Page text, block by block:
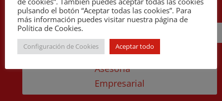
Asesoría
Empresarial
pulsando el botón “Aceptar todas las cookies”. Para
más información puedes visitar nuestra página de
Política de Cookies.
Configuración de Cookies Aceptar todo